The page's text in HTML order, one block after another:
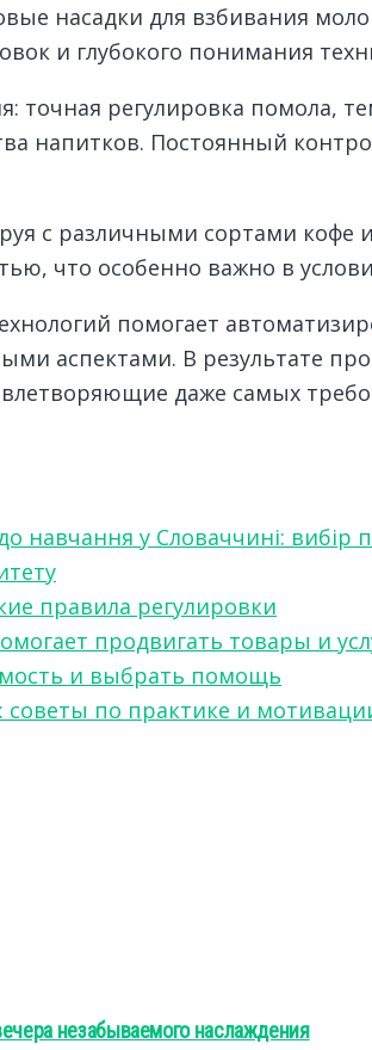
насадки для взбивания
и глубокого понимания
точная регулировка помола,
напитков. Постоянный
с различными сортами кофе
что особенно важно в
помогает
аспектами. В результате
даже самых
навчання у Словаччині:
правила регулировки
продвигать товары и
и выбрать помощь
советы по практике и
незабываемого наслаждения